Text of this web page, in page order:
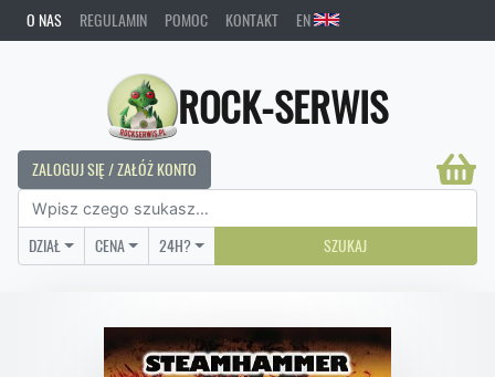
O NAS REGULAMIN POMOC KONTAKT EN
ROCK-SERWIS
ZALOGUJ SIĘ / ZAŁÓŻ KONTO
DZIAŁ CENA 24H? SZUKAJ